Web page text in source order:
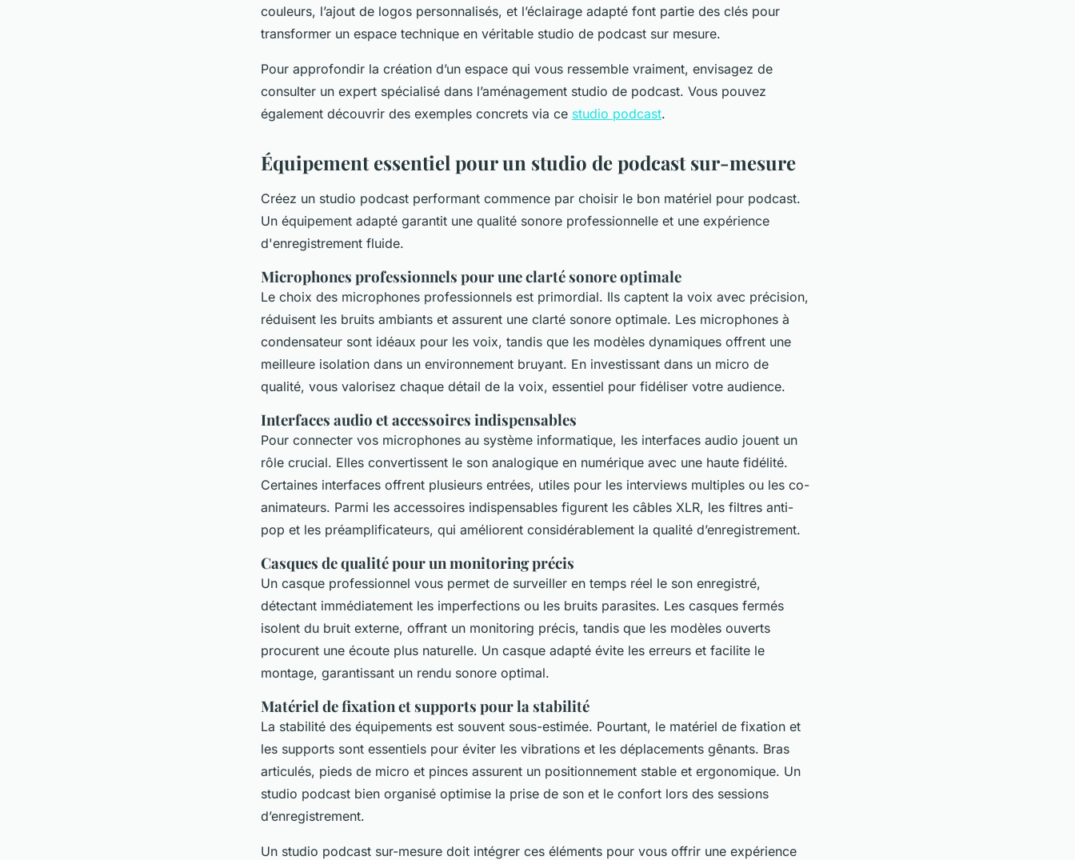
couleurs, l’ajout de logos personnalisés, et l’éclairage adapté font partie des clés pour
transformer un espace technique en véritable studio de podcast sur mesure.
Pour approfondir la création d’un espace qui vous ressemble vraiment, envisagez de
consulter un expert spécialisé dans l’aménagement studio de podcast. Vous pouvez
également découvrir des exemples concrets via ce studio podcast.
Équipement essentiel pour un studio de podcast sur-mesure
Créez un studio podcast performant commence par choisir le bon matériel pour podcast.
Un équipement adapté garantit une qualité sonore professionnelle et une expérience
d'enregistrement fluide.
Microphones professionnels pour une clarté sonore optimale
Le choix des microphones professionnels est primordial. Ils captent la voix avec précision,
réduisent les bruits ambiants et assurent une clarté sonore optimale. Les microphones à
condensateur sont idéaux pour les voix, tandis que les modèles dynamiques offrent une
meilleure isolation dans un environnement bruyant. En investissant dans un micro de
qualité, vous valorisez chaque détail de la voix, essentiel pour fidéliser votre audience.
Interfaces audio et accessoires indispensables
Pour connecter vos microphones au système informatique, les interfaces audio jouent un
rôle crucial. Elles convertissent le son analogique en numérique avec une haute fidélité.
Certaines interfaces offrent plusieurs entrées, utiles pour les interviews multiples ou les co-
animateurs. Parmi les accessoires indispensables figurent les câbles XLR, les filtres anti-
pop et les préamplificateurs, qui améliorent considérablement la qualité d’enregistrement.
Casques de qualité pour un monitoring précis
Un casque professionnel vous permet de surveiller en temps réel le son enregistré,
détectant immédiatement les imperfections ou les bruits parasites. Les casques fermés
isolent du bruit externe, offrant un monitoring précis, tandis que les modèles ouverts
procurent une écoute plus naturelle. Un casque adapté évite les erreurs et facilite le
montage, garantissant un rendu sonore optimal.
Matériel de fixation et supports pour la stabilité
La stabilité des équipements est souvent sous-estimée. Pourtant, le matériel de fixation et
les supports sont essentiels pour éviter les vibrations et les déplacements gênants. Bras
articulés, pieds de micro et pinces assurent un positionnement stable et ergonomique. Un
studio podcast bien organisé optimise la prise de son et le confort lors des sessions
d’enregistrement.
Un studio podcast sur-mesure doit intégrer ces éléments pour vous offrir une expérience